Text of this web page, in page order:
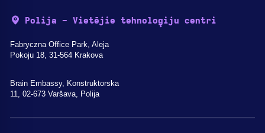
Polija - Vietējie tehnoloģiju centri
Fabryczna Office Park, Aleja
Pokoju 18, 31-564 Krakova
Brain Embassy, Konstruktorska
11, 02-673 Varšava, Polija